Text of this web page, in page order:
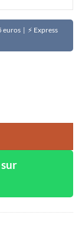
| ⚡ Express
le